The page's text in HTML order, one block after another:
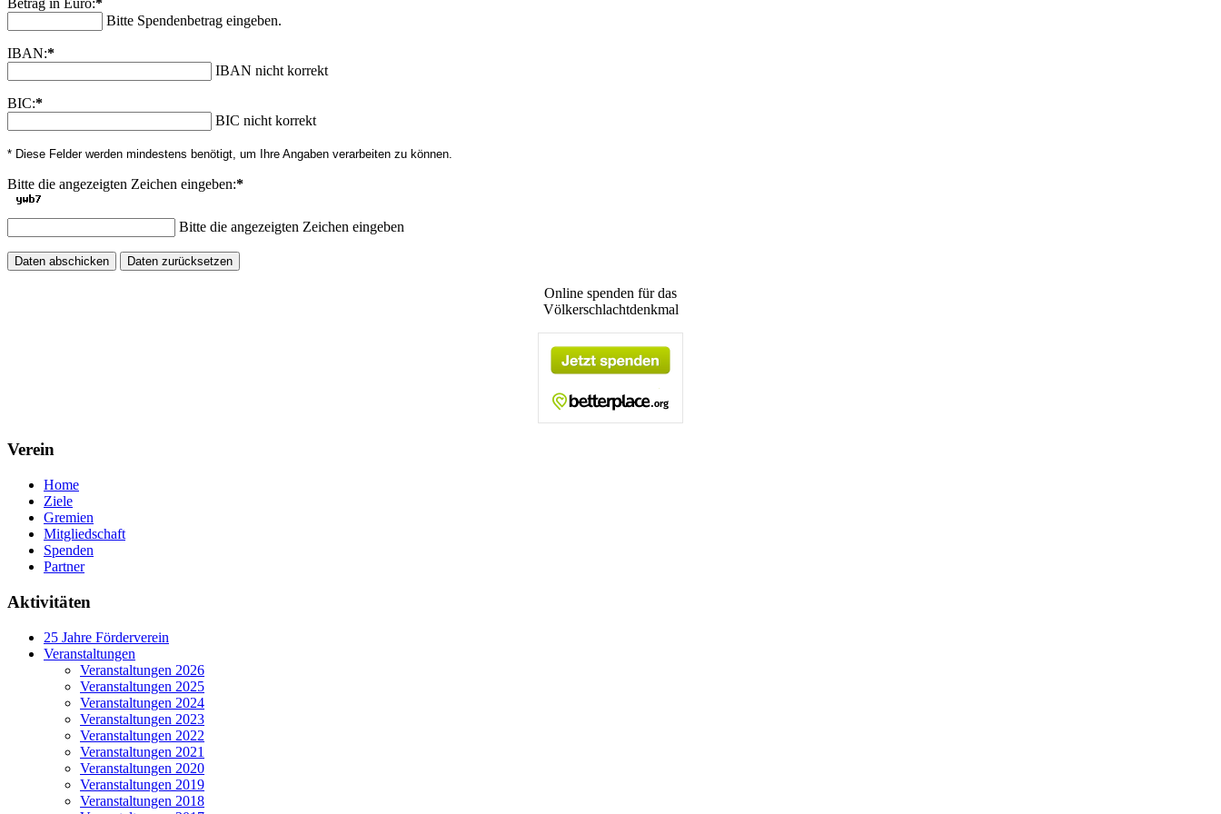
Bitte Spendenbetrag eingeben.
IBAN:*
IBAN nicht korrekt
BIC:*
BIC nicht korrekt
* Diese Felder werden mindestens benötigt, um Ihre Angaben verarbeiten zu können.
Bitte die angezeigten Zeichen eingeben:*
Bitte die angezeigten Zeichen eingeben
Daten abschicken Daten zurücksetzen
Online spenden für das
Völkerschlachtdenkmal
Verein
Home
Ziele
Gremien
Mitgliedschaft
Spenden
Partner
Aktivitäten
25 Jahre Förderverein
Veranstaltungen
Veranstaltungen 2026
Veranstaltungen 2025
Veranstaltungen 2024
Veranstaltungen 2023
Veranstaltungen 2022
Veranstaltungen 2021
Veranstaltungen 2020
Veranstaltungen 2019
Veranstaltungen 2018